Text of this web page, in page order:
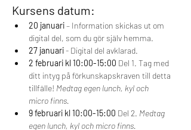
Kursens datum:
20 januari – Information skickas ut om
digital del, som du gör själv hemma.
27 januari - Digital del avklarad.
2 februari kl 10:00-15:00 Del 1. Tag med
ditt intyg på förkunskapskraven till detta
tillfälle! Medtag egen lunch, kyl och
micro finns.
9 februari kl 10:00-15:00 Del 2. Medtag
egen lunch, kyl och micro finns.